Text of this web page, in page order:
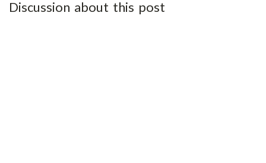
Discussion about this post